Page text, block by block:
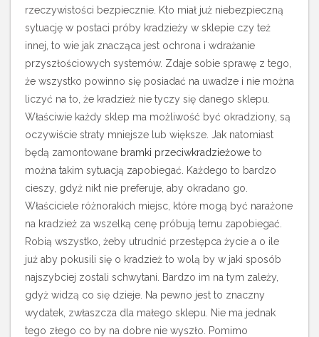
rzeczywistości bezpiecznie. Kto miał już niebezpieczną
sytuację w postaci próby kradzieży w sklepie czy też
innej, to wie jak znacząca jest ochrona i wdrażanie
przyszłościowych systemów. Zdaje sobie sprawę z tego,
że wszystko powinno się posiadać na uwadze i nie można
liczyć na to, że kradzież nie tyczy się danego sklepu.
Właściwie każdy sklep ma możliwość być okradziony, są
oczywiście straty mniejsze lub większe. Jak natomiast
będą zamontowane bramki przeciwkradzieżowe to
można takim sytuacją zapobiegać. Każdego to bardzo
cieszy, gdyż nikt nie preferuje, aby okradano go.
Właściciele różnorakich miejsc, które mogą być narażone
na kradzież za wszelką cenę próbują temu zapobiegać.
Robią wszystko, żeby utrudnić przestępca życie a o ile
już aby pokusili się o kradzież to wolą by w jaki sposób
najszybciej zostali schwytani. Bardzo im na tym zależy,
gdyż widzą co się dzieje. Na pewno jest to znaczny
wydatek, zwłaszcza dla małego sklepu. Nie ma jednak
tego złego co by na dobre nie wyszło. Pomimo